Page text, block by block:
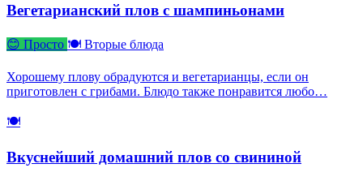
Вегетарианский плов с шампиньонами
😊 Просто 🍽 Вторые блюда
Хорошему плову обрадуются и вегетарианцы, если он
приготовлен с грибами. Блюдо также понравится любо…
🍽
Вкуснейший домашний плов со свининой